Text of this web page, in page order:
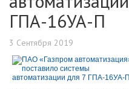
ГПА-16УА-П
3 Сентября 2019